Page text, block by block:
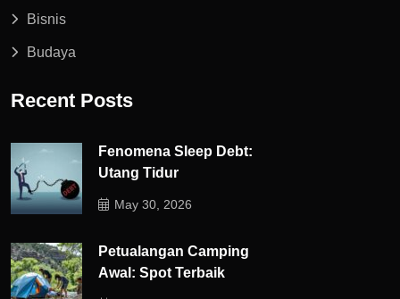
Bisnis
Budaya
Recent Posts
Fenomena Sleep Debt:
Utang Tidur
May 30, 2026
Petualangan Camping
Awal: Spot Terbaik